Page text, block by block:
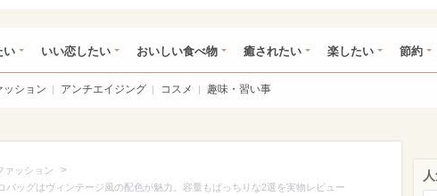
い いい恋したい おいしい食べ物 癒されたい 楽したい 節約
ッション アンチエイジング コスメ 趣味・習い事
ァッション >
バッグはヴィンテージ風の配色が魅力。容量もばっちりな2選を実物レビュー